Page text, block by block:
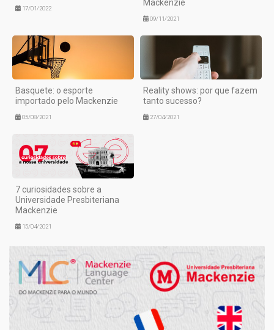
17/01/2022
Mackenzie
09/11/2021
Basquete: o esporte
importado pelo Mackenzie
05/08/2021
Reality shows: por que fazem
tanto sucesso?
27/04/2021
7 curiosidades sobre a
Universidade Presbiteriana
Mackenzie
15/04/2021